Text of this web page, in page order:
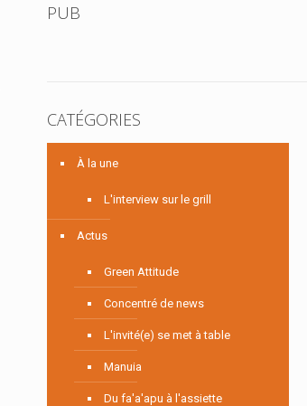
PUB
CATÉGORIES
À la une
L'interview sur le grill
Actus
Green Attitude
Concentré de news
L'invité(e) se met à table
Manuia
Du fa'a'apu à l'assiette